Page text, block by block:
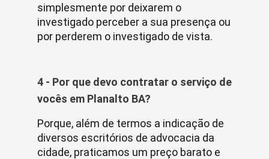
simplesmente por deixarem o
investigado perceber a sua presença ou
por perderem o investigado de vista.
4 - Por que devo contratar o serviço de
vocês em Planalto BA?
Porque, além de termos a indicação de
diversos escritórios de advocacia da
cidade, praticamos um preço barato e